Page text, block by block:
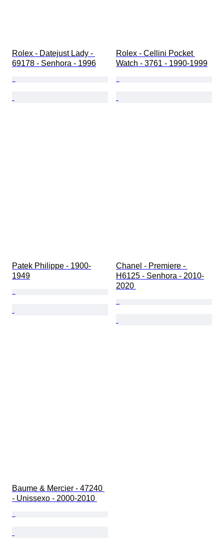
Rolex - Datejust Lady -
69178 - Senhora - 1996
Rolex - Cellini Pocket
Watch - 3761 - 1990-1999
Patek Philippe - 1900-
1949
Chanel - Premiere -
H6125 - Senhora - 2010-
2020
Baume & Mercier - 47240
- Unissexo - 2000-2010